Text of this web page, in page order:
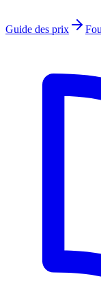
Guide des prix